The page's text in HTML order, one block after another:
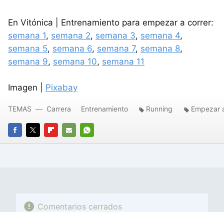
En Vitónica | Entrenamiento para empezar a correr:
semana 1, semana 2, semana 3, semana 4,
semana 5, semana 6, semana 7, semana 8,
semana 9, semana 10, semana 11
Imagen | Pixabay
FACEBOOK
TWITTERFLIPBOARD
E-
WHATSAPP
TEMAS Carrera Entrenamiento Running Empezar
Comentarios cerrados